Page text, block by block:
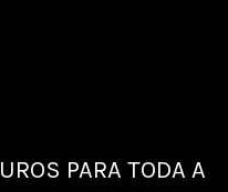
PARA TODA A